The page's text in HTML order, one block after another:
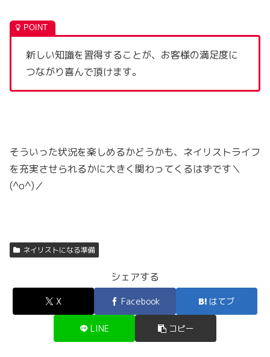
新しい知識を習得することが、お客様の満足度に
つながり喜んで頂けます。
そういった状況を楽しめるかどうかも、ネイリストライフ
を充実させられるかに大きく関わってくるはずです＼
(^o^)／
ネイリストになる準備
シェアする
X Facebook はてブ
LINE コピー